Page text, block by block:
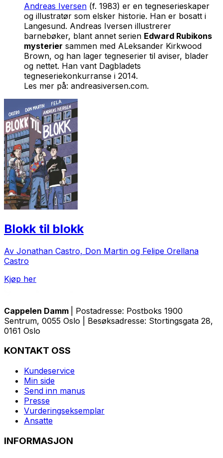
Andreas Iversen (f. 1983) er en tegneserieskaper
og illustratør som elsker historie. Han er bosatt i
Langesund. Andreas Iversen illustrerer
barnebøker, blant annet serien Edward Rubikons
mysterier sammen med ALeksander Kirkwood
Brown, og han lager tegneserier til aviser, blader
og nettet. Han vant Dagbladets
tegneseriekonkurranse i 2014.
Les mer på: andreasiversen.com.
Blokk til blokk
Av Jonathan Castro, Don Martin og Felipe Orellana
Castro
Kjøp her
Cappelen Damm
| Postadresse: Postboks 1900
Sentrum, 0055 Oslo | Besøksadresse: Stortingsgata 28,
0161 Oslo
KONTAKT OSS
Kundeservice
Min side
Send inn manus
Presse
Vurderingseksemplar
Ansatte
INFORMASJON